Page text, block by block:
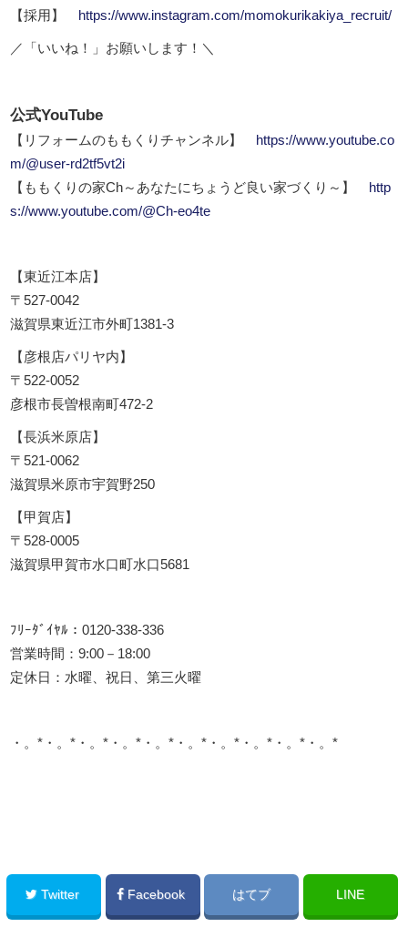
【採用】
https://www.instagram.com/momokurikakiya_recruit/
／「いいね！」お願いします！＼
公式YouTube
【リフォームのももくりチャンネル】
https://www.youtube.co
m/@user-rd2tf5vt2i
【ももくりの家Ch～あなたにちょうど良い家づくり～】
http
s://www.youtube.com/@Ch-eo4te
【東近江本店】
〒527-0042
滋賀県東近江市外町1381-3
【彦根店パリヤ内】
〒522-0052
彦根市長曽根南町472-2
【長浜米原店】
〒521-0062
滋賀県米原市宇賀野250
【甲賀店】
〒528-0005
滋賀県甲賀市水口町水口5681
ﾌﾘｰﾀﾞｲﾔﾙ：0120-338-336
営業時間：9:00－18:00
定休日：水曜、祝日、第三火曜
・。*・。*・。*・。*・。*・。*・。*・。*・。*・。*
Twitter Facebook はてブ LINE